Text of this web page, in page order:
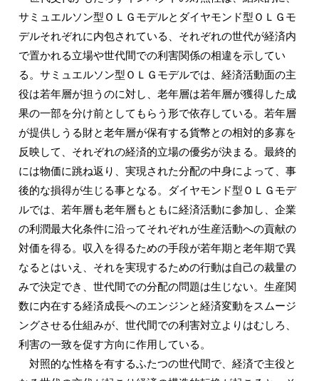
サミュエルソン型ＯＬＧモデルとダイヤモンド型ＯＬＧモ
デルそれぞれに内包されている、それぞれの世代が経済内
で置かれる立場や世代間での利害関係の相違を示してい
る。サミュエルソン型ＯＬＧモデルでは、経済活動面の主
役は若年層が担うのに対し、老年層は若年層が獲得した成
果の一部を分け前としてもらう形で依存している。若年層
が提供しうる財と老年層が保有する貨幣との相対的多寡を
反映して、それぞれの経済的立場の優劣が決まる。最終的
には物価に跳ね返り、実現された分配の中身によって、事
後的な損得が生じる事となる。ダイヤモンド型ＯＬＧモデ
ルでは、若年層も老年層もともに経済活動に参加し、企業
の利潤最大化条件に沿ってそれぞれが生産活動への貢献の
対価を得る。収入を得るための手段が若年期と老年期で異
なるとはいえ、それを実現するための行動は自己の裁量の
みで決定でき、世代間での分配の問題は生じない。生産関
数に内在する経済成長へのエンジンと経済変動をスムージ
ングさせる仕組みが、世代間での利害対立よりはむしろ、
利害の一致を促す方向に作用している。
対照的な性格を有するふたつの世代間で、経済で主役と